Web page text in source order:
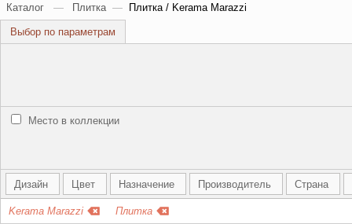
Каталог — Плитка — Плитка / Kerama Marazzi
Выбор по параметрам
Место в коллекции
Дизайн Цвет Назначение Производитель Страна
Kerama Marazzi Плитка